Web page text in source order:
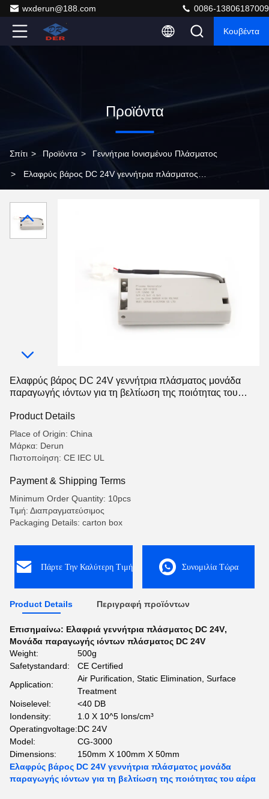
wxderun@188.com 0086-13806187009
Κουβέντα
Προϊόντα
Σπίτι > Προϊόντα > Γεννήτρια Ιονισμένου Πλάσματος
> Ελαφρύς βάρος DC 24V γεννήτρια πλάσματος
ποιότητας του αέρα
Ελαφρύς βάρος DC 24V γεννήτρια πλάσματος μονάδα
παραγωγής ιόντων για τη βελτίωση της ποιότητας του
Product Details
Place of Origin: China
Μάρκα: Derun
Πιστοποίηση: CE IEC UL
Payment & Shipping Terms
Minimum Order Quantity: 10pcs
Τιμή: Διαπραγματεύσιμος
Packaging Details: carton box
Πάρτε Την Καλύτερη Τιμή Συνομιλία Τώρα
Product Details Περιγραφή προϊόντων
Επισημαίνω: Ελαφριά γεννήτρια πλάσματος DC 24V,
Μονάδα παραγωγής ιόντων πλάσματος DC 24V
Weight:
500g
Safetystandard:
CE Certified
Application:
Air Purification, Static Elimination, Surface
Treatment
Noiselevel:
<40 DB
Iondensity:
1.0 X 10^5 Ions/cm³
Operatingvoltage:DC 24V
Model:
CG-3000
Dimensions:
150mm X 100mm X 50mm
Ελαφρύς βάρος DC 24V γεννήτρια πλάσματος μονάδα
παραγωγής ιόντων για τη βελτίωση της ποιότητας του αέρα